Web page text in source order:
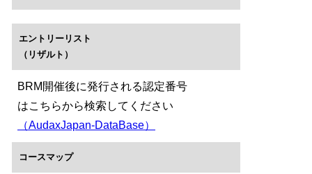
エントリーリスト
（リザルト）
BRM開催後に発行される認定番号
はこちらから検索してください
（AudaxJapan-DataBase）
コースマップ